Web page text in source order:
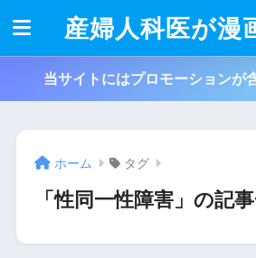
産婦人科医が漫
当サイトにはプロモーションが
ホーム タグ
「性同一性障害」の記